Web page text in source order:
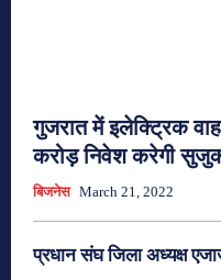
गुजरात में इलेक्ट्रिक
करोड़ निवेश करेगी
बिजनेस March 21, 2022
प्रधान संघ जिला अध्यक्ष